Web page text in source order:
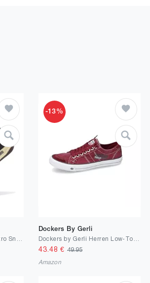
-13%
Dockers By Gerli
43.48 € 49.95
Amazon